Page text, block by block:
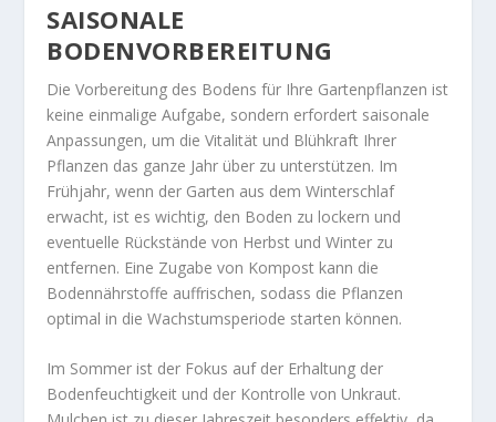
SAISONALE
BODENVORBEREITUNG
Die Vorbereitung des Bodens für Ihre Gartenpflanzen ist
keine einmalige Aufgabe, sondern erfordert saisonale
Anpassungen, um die Vitalität und Blühkraft Ihrer
Pflanzen das ganze Jahr über zu unterstützen. Im
Frühjahr, wenn der Garten aus dem Winterschlaf
erwacht, ist es wichtig, den Boden zu lockern und
eventuelle Rückstände von Herbst und Winter zu
entfernen. Eine Zugabe von Kompost kann die
Bodennährstoffe auffrischen, sodass die Pflanzen
optimal in die Wachstumsperiode starten können.
Im Sommer ist der Fokus auf der Erhaltung der
Bodenfeuchtigkeit und der Kontrolle von Unkraut.